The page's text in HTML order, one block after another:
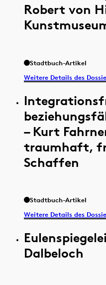
Robert von
Stadtbuch-Artikel
Weitere Details des
– Kurt
traumhaft,
Schaffen
Stadtbuch-Artikel
Weitere Details des
Dalbeloch